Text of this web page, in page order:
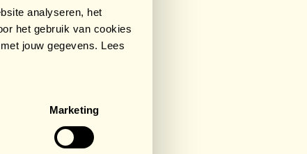
analyseren, het
het gebruik van cookies
jouw gegevens. Lees
Marketing